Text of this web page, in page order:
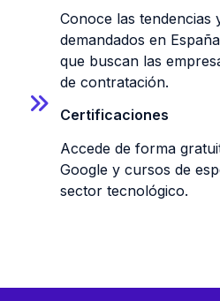
Conoce las tendencias
demandados en
que buscan las
de contratación.
Certificaciones
Accede de forma
Google y cursos de
sector tecnológico.